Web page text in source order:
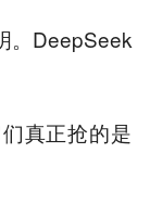
。DeepSeek
真正抢的是